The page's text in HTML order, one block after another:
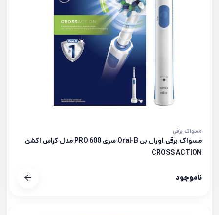
مسواک برقی
مسواک برقی اورال بی Oral-B سری PRO 600 مدل کراس اکشن
CROSS ACTION
ناموجود